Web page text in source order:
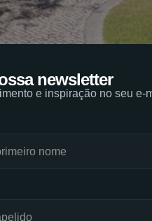
newsletter
e inspiração no seu e-